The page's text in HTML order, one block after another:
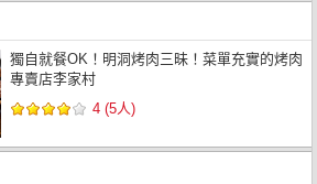
獨自就餐OK！明洞烤肉三昧！菜單充實的烤肉
專賣店李家村
4 (5人)